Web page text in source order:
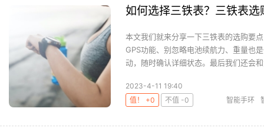
如何选择三铁表？三铁表选
本文我们就来分享一下三铁表的选购要
GPS功能、别忽略电池续航力、重量也
动，随时确认详细状态。最后我们还会
2023-4-11 19:40
值！ +0
不值 -0 智能手环